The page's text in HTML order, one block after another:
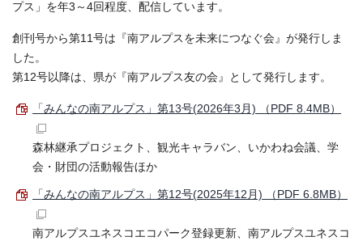
プス」を年3～4回程度、配信しています。
創刊号から第11号は『南アルプスを未来につなぐ会』が発行しま
した。
第12号以降は、県が『南アルプス友の会』として発行します。
「みんなの南アルプス」第13号(2026年3月) （PDF 8.4MB）
森林継承プロジェクト、観光キャラバン、いかわね会議、学
会・財団の活動報告ほか
「みんなの南アルプス」第12号(2025年12月) （PDF 6.8MB）
南アルプスユネスコエコパーク登録更新、南アルプスユネスコ